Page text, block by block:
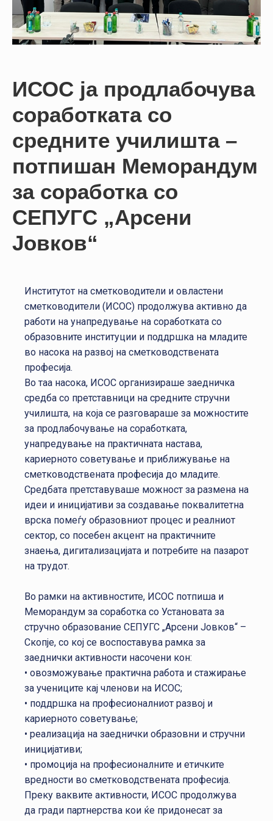
НАСТАНИ
КОНТАКТ
ЧЛЕНОВИ
АЖУРИРАЈ
ИСОС ја продлабочува
соработката со
средните училишта –
потпишан Меморандум
за соработка со
СЕПУГС „Арсени
Јовков“
Институтот на сметководители и овластени
сметководители (ИСОС) продолжува активно да
работи на унапредување на соработката со
образовните институции и поддршка на младите
во насока на развој на сметководствената
професија.
Во таа насока, ИСОС организираше заедничка
средба со претставници на средните стручни
училишта, на која се разговараше за можностите
за продлабочување на соработката,
унапредување на практичната настава,
кариерното советување и приближување на
сметководствената професија до младите.
Средбата претставуваше можност за размена на
идеи и иницијативи за создавање поквалитетна
врска помеѓу образовниот процес и реалниот
сектор, со посебен акцент на практичните
знаења, дигитализацијата и потребите на пазарот
на трудот.
Во рамки на активностите, ИСОС потпиша и
Меморандум за соработка со Установата за
стручно образование СЕПУГС „Арсени Јовков“ –
Скопје, со кој се воспоставува рамка за
заеднички активности насочени кон:
• овозможување практична работа и стажирање
за учениците кај членови на ИСОС;
• поддршка на професионалниот развој и
кариерното советување;
• реализација на заеднички образовни и стручни
иницијативи;
• промоција на професионалните и етичките
вредности во сметководствената професија.
Преку ваквите активности, ИСОС продолжува
да гради партнерства кои ќе придонесат за